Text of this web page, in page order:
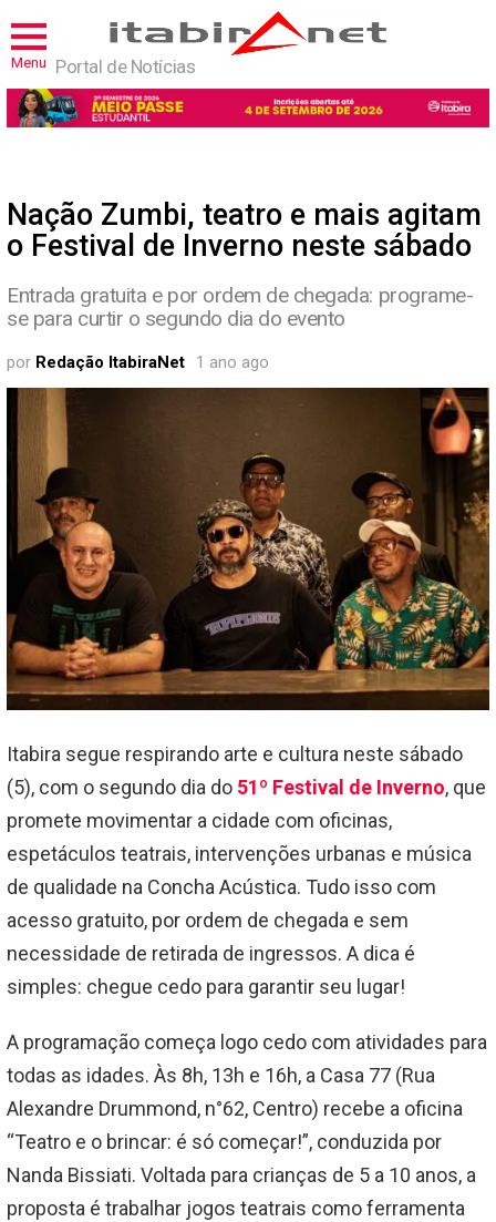
Menu Portal de Notícias
Nação Zumbi, teatro e mais agitam
o Festival de Inverno neste sábado
Entrada gratuita e por ordem de chegada: programe-
se para curtir o segundo dia do evento
por Redação ItabiraNet 1 ano ago
Itabira segue respirando arte e cultura neste sábado
(5), com o segundo dia do 51º Festival de Inverno, que
promete movimentar a cidade com oficinas,
espetáculos teatrais, intervenções urbanas e música
de qualidade na Concha Acústica. Tudo isso com
acesso gratuito, por ordem de chegada e sem
necessidade de retirada de ingressos. A dica é
simples: chegue cedo para garantir seu lugar!
A programação começa logo cedo com atividades para
todas as idades. Às 8h, 13h e 16h, a Casa 77 (Rua
Alexandre Drummond, n°62, Centro) recebe a oficina
“Teatro e o brincar: é só começar!”, conduzida por
Nanda Bissiati. Voltada para crianças de 5 a 10 anos, a
proposta é trabalhar jogos teatrais como ferramenta